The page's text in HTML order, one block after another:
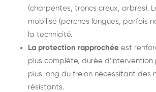
(charpentes, troncs creux, arbres).
mobilisé (perches longues, parfois
la technicité.
La protection rapprochée est
plus complète, durée d'intervention
plus long du frelon nécessitant des
résistants.